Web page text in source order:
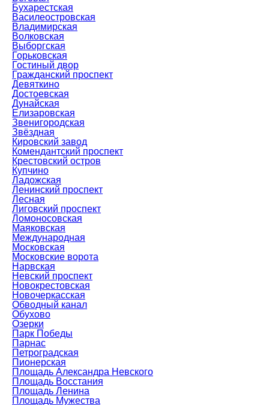
Бухарестская
Василеостровская
Владимирская
Волковская
Выборгская
Горьковская
Гостиный двор
Гражданский проспект
Девяткино
Достоевская
Дунайская
Елизаровская
Звенигородская
Звёздная
Кировский завод
Комендантский проспект
Крестовский остров
Купчино
Ладожская
Ленинский проспект
Лесная
Лиговский проспект
Ломоносовская
Маяковская
Международная
Московская
Московские ворота
Нарвская
Невский проспект
Новокрестовская
Новочеркасская
Обводный канал
Обухово
Озерки
Парк Победы
Парнас
Петроградская
Пионерская
Площадь Александра Невского
Площадь Восстания
Площадь Ленина
Площадь Мужества